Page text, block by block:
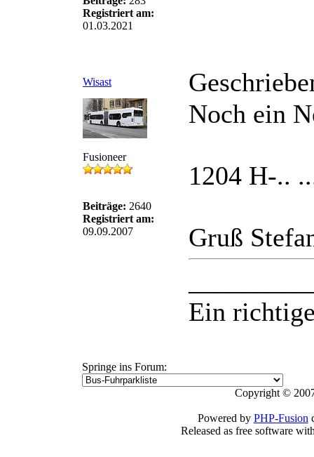
Registriert am:
01.03.2021
Wisast
Fusioneer
Beiträge: 2640
Registriert am:
09.09.2007
Noch ein
1204 H-..
Gruß
Ein
Springe ins Forum:
Copyright ©
Powered by PHP-Fusion
Released as free software